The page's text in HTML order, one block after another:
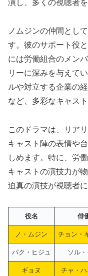
演し、多くの視聴者
ノムジンの仲間とし
す。彼のサポート役
には労働組合のメン
リーに深みを与えて
ルや対立する企業の
など、多彩なキャス
このドラマは、リア
キャスト陣の表情や
しめます。特に、労
キャストの演技力が
迫真の演技が視聴者
役名 俳
ノ・ムジン チョン・
パク・ヒジュ ソル
ギョヌ チャ・